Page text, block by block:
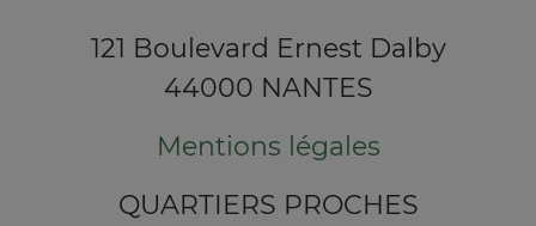
121 Boulevard Ernest Dalby
44000 NANTES
Mentions légales
QUARTIERS PROCHES